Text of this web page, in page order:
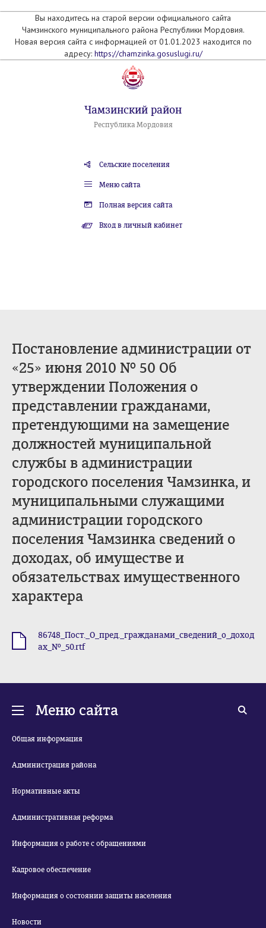
Вы находитесь на старой версии официального сайта
Чамзинского муниципального района Республики Мордовия.
Новая версия сайта с информацией от 01.01.2023 находится по
адресу: https://chamzinka.gosuslugi.ru/
Чамзинский район
Республика Мордовия
Сельские поселения
Меню сайта
Полная версия сайта
Вход в личный кабинет
Постановление администрации от
«25» июня 2010 № 50 Об
утверждении Положения о
представлении гражданами,
претендующими на замещение
должностей муниципальной
службы в администрации
городского поселения Чамзинка, и
муниципальными служащими
администрации городского
поселения Чамзинка сведений о
доходах, об имуществе и
обязательствах имущественного
характера
86748_Пост._О_пред._гражданами_сведений_о_доход
ах_№_50.rtf
Меню сайта
Общая информация
Администрация района
Нормативные акты
Административная реформа
Информация о работе с обращениями
Кадровое обеспечение
Информация о состоянии защиты населения
Новости